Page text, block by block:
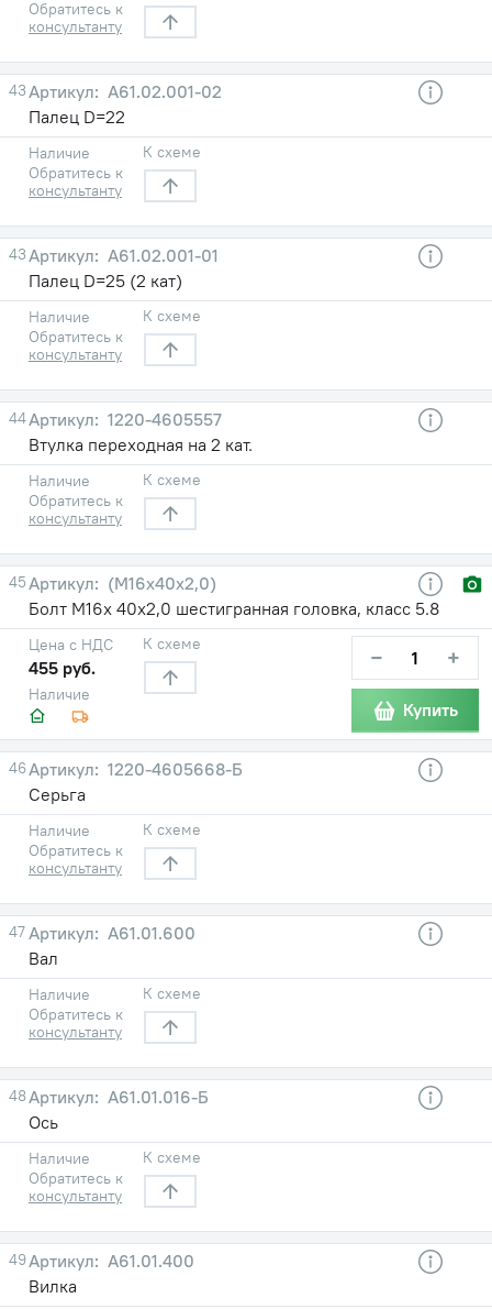
Обратитесь к
консультанту
43
А61.02.001-02
Палец D=22
Наличие
Обратитесь к
консультанту
К схеме
43
А61.02.001-01
Палец D=25 (2 кат)
Наличие
Обратитесь к
консультанту
К схеме
44
1220-4605557
Втулка переходная на 2 кат.
Наличие
Обратитесь к
консультанту
К схеме
45
(М16х40х2,0)
Болт М16х 40х2,0 шестигранная головка, класс 5.8
Наличие
Цена с НДС
455 руб.
К схеме − +
Купить
46
1220-4605668-Б
Серьга
Наличие
Обратитесь к
консультанту
К схеме
47
А61.01.600
Вал
Наличие
Обратитесь к
консультанту
К схеме
48
А61.01.016-Б
Ось
Наличие
Обратитесь к
консультанту
К схеме
49
А61.01.400
Вилка